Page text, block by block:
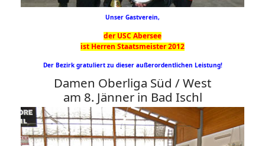
Unser Gastverein,
der USC Abersee
ist Herren Staatsmeister 2012
Der Bezirk gratuliert zu dieser außerordentlichen Leistung!
Damen Oberliga Süd / West
am 8. Jänner in Bad Ischl